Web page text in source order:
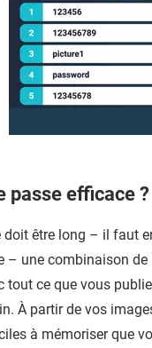
passe efficace ?
être long – il faut
– une combinaison
ce que vous
À partir de vos
à mémoriser que